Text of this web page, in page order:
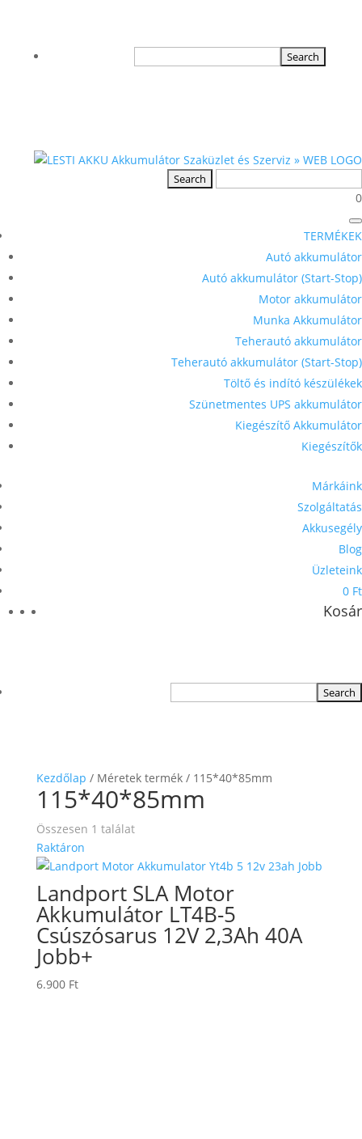
0
TERMÉKEK
Autó akkumulátor
Autó akkumulátor (Start-Stop)
Motor akkumulátor
Munka Akkumulátor
Teherautó akkumulátor
Teherautó akkumulátor (Start-Stop)
Töltő és indító készülékek
Szünetmentes UPS akkumulátor
Kiegészítő Akkumulátor
Kiegészítők
Márkáink
Szolgáltatás
Akkusegély
Blog
Üzleteink
0 Ft
Kosár
Kezdőlap / Méretek termék / 115*40*85mm
115*40*85mm
Összesen 1 találat
Raktáron
Landport SLA Motor
Akkumulátor LT4B-5
Csúszósarus 12V 2,3Ah 40A
Jobb+
6.900 Ft